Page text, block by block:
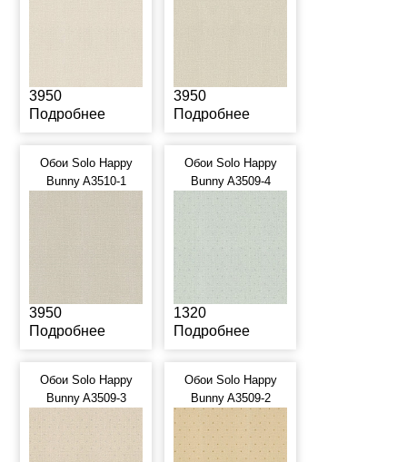
3950
Подробнее
3950
Подробнее
Обои Solo Happy
Bunny A3510-1
3950
Подробнее
Обои Solo Happy
Bunny A3509-4
1320
Подробнее
Обои Solo Happy
Bunny A3509-3
Обои Solo Happy
Bunny A3509-2